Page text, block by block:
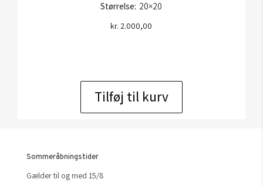
Størrelse: 20×20
kr. 2.000,00
Tilføj til kurv
Sommeråbningstider
Gælder til og med 15/8